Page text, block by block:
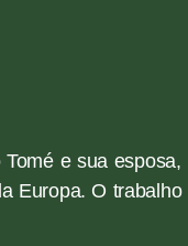
e sua
Europa. O